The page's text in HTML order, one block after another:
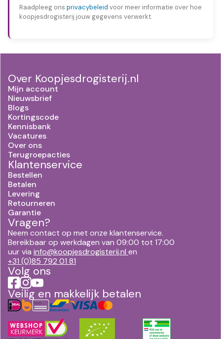
Raadpleeg ons privacybeleid voor meer informatie over hoe
koopjesdrogisterij jouw gegevens verwerkt.
Over Koopjesdrogisterij.nl
Mijn account
Nieuwsbrief
Blogs
Kortingscode
Kennisbank
Vacatures
Over ons
Terugroepacties
Klantenservice
Bestellen
Betalen
Levering
Retourneren
Garantie
Vragen?
Neem contact op met onze klantenservice.
Bereikbaar op werkdagen van 09:00 tot 17:00
uur via info@koopjesdrogisterij.nl en
+31 (0)85 792 01 81
Volg ons
Veilig en makkelijk betalen